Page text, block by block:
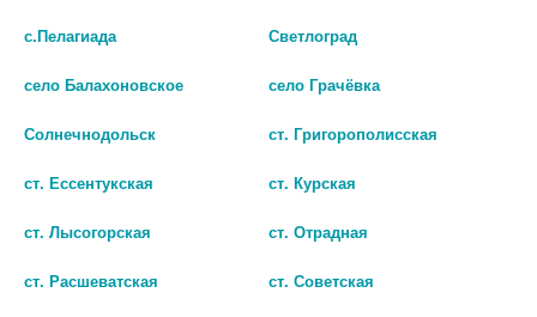
Лекарства и БАДы
Адреса аптек
Бонусная программа
с.Пелагиада Светлоград
село Балахоновское село Грачёвка
Солнечнодольск ст. Григорополисская
ст. Ессентукская ст. Курская
ст. Лысогорская ст. Отрадная
ст. Расшеватская ст. Советская